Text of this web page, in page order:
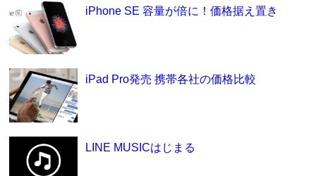
iPhone SE 容量が倍に！価格据え置き
iPad Pro発売 携帯各社の価格比較
LINE MUSICはじまる